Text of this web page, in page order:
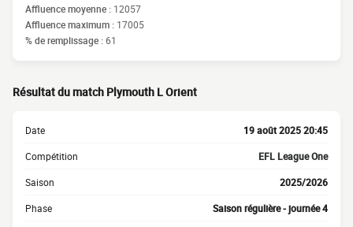
Affluence moyenne : 12057
Affluence maximum : 17005
% de remplissage :61
Résultat du match Plymouth L Orient
Date 19 août 2025 20:45
Compétition EFL League One
Saison 2025/2026
Phase Saison régulière - journée 4